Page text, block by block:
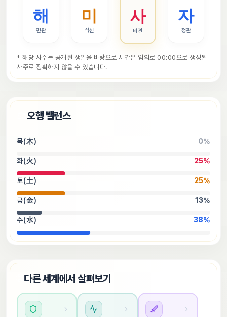
자
정관
사
비견
미
식신
해
편관
* 해당 사주는 공개된 생일을 바탕으로 시간은 임의로 00:00으로 생성된
사주로 정확하지 않을 수 있습니다.
오행 밸런스
목(木) 0%
화(火) 25%
토(土) 25%
금(金) 13%
수(水) 38%
다른 세계에서 살펴보기